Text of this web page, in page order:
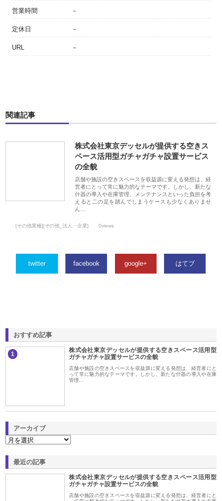
営業時間 －
定休日 －
URL －
関連記事
株式会社東京デッセルが提供する空きス
ペース活用型ガチャガチャ設置サービス
の全貌
店舗や施設の空きスペースを収益源に変える発想は、経
営者にとって常に魅力的なテーマです。しかし、新たな
什器の導入や在庫管理、メンテナンスといった負担を考
えると二の足を踏んでしまうケースも少なくありませ
ん…
[その他業種][その他_法人・企業] 0views
twitter facebook google+ はてブ
おすすめ記事
1
株式会社東京デッセルが提供する空きスペース活用型
ガチャガチャ設置サービスの全貌
店舗や施設の空きスペースを収益源に変える発想は、経営者にと
って常に魅力的なテーマです。しかし、新たな什器の導入や在庫
管理…
アーカイブ
最近の記事
株式会社東京デッセルが提供する空きスペース活用型
ガチャガチャ設置サービスの全貌
店舗や施設の空きスペースを収益源に変える発想は、経営者にと